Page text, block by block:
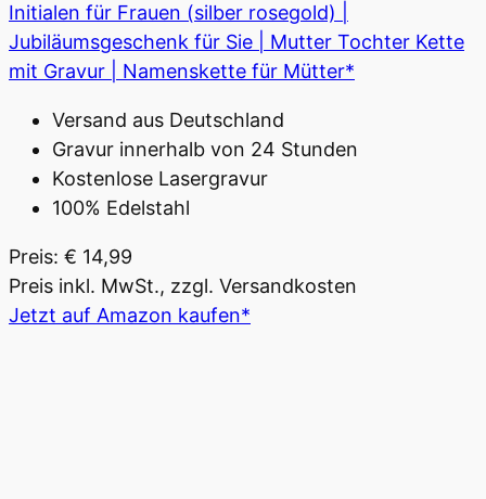
Initialen für Frauen (silber rosegold) |
Jubiläumsgeschenk für Sie | Mutter Tochter Kette
mit Gravur | Namenskette für Mütter*
Versand aus Deutschland
Gravur innerhalb von 24 Stunden
Kostenlose Lasergravur
100% Edelstahl
Preis: € 14,99
Preis inkl. MwSt., zzgl. Versandkosten
Jetzt auf Amazon kaufen*